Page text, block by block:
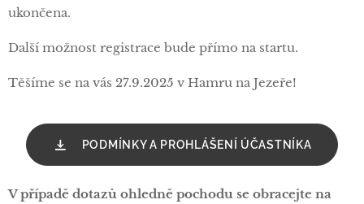
ukončena.
Další možnost registrace bude přímo na startu.
Těšíme se na vás 27.9.2025 v Hamru na Jezeře!
PODMÍNKY A PROHLÁŠENÍ ÚČASTNÍKA
V případě dotazů ohledně pochodu se obracejte na